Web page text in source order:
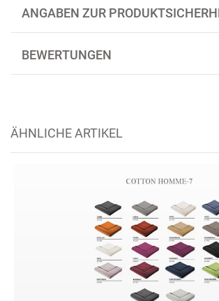
ANGABEN ZUR
BEWERTUNGEN
ÄHNLICHE ARTIKEL